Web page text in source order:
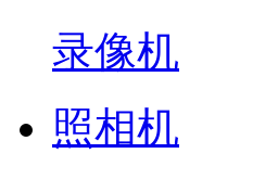
录像机
照相机